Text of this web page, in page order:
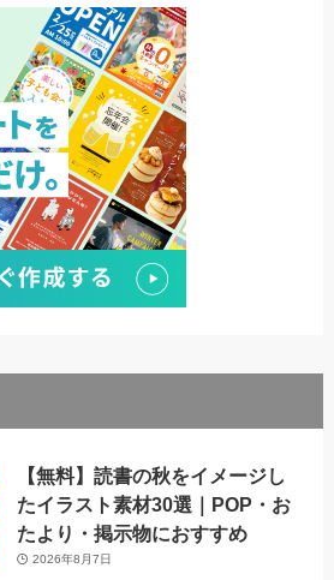
【無料】読書の秋をイメージし
たイラスト素材30選｜POP・お
たより・掲示物におすすめ
2026年8月7日